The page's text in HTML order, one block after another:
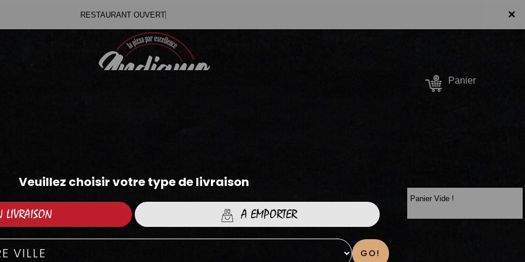
×
R
Panier
MENUS Panier Vide !